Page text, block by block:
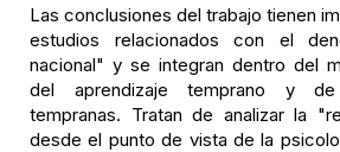
Las conclusiones del trabajo tienen
estudios relacionados con el
nacional" y se integran dentro del
del aprendizaje temprano y de
tempranas. Tratan de analizar la
desde el punto de vista de la